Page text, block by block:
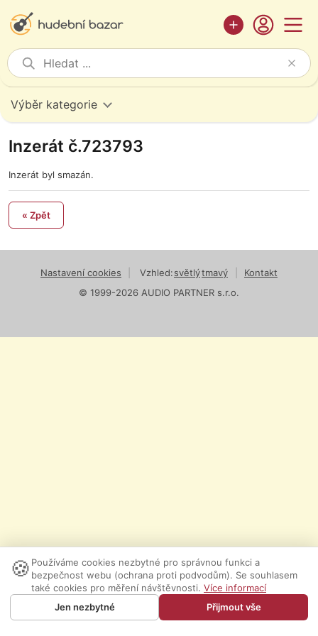
Výběr kategorie
Inzerát č.723793
Inzerát byl smazán.
« Zpět
Nastavení cookies Vzhled:světlýtmavý
Kontakt
© 1999-2026 AUDIO PARTNER s.r.o.
🍪 Používáme cookies nezbytné pro správnou funkci a
bezpečnost webu (ochrana proti podvodům). Se souhlasem
také cookies pro měření návštěvnosti. Více informací
Jen nezbytné
Přijmout vše